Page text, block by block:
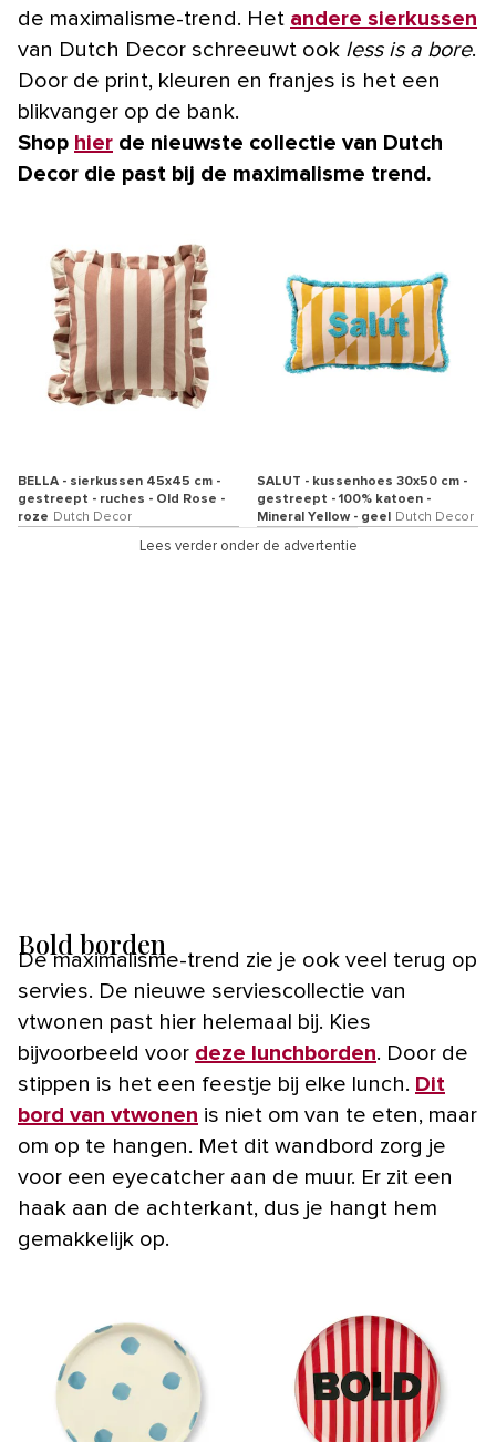
de maximalisme-trend. Het andere sierkussen
van Dutch Decor schreeuwt ook less is a bore.
Door de print, kleuren en franjes is het een
blikvanger op de bank.
Shop hier de nieuwste collectie van Dutch
Decor die past bij de maximalisme trend.
BELLA - sierkussen 45x45 cm -
gestreept - ruches - Old Rose -
roze Dutch Decor
SALUT - kussenhoes 30x50 cm -
gestreept - 100% katoen -
Mineral Yellow - geel
Dutch Decor
Lees verder onder de advertentie
Bold borden
De maximalisme-trend zie je ook veel terug op
servies. De nieuwe serviescollectie van
vtwonen past hier helemaal bij. Kies
bijvoorbeeld voor deze lunchborden. Door de
stippen is het een feestje bij elke lunch. Dit
bord van vtwonen is niet om van te eten, maar
om op te hangen. Met dit wandbord zorg je
voor een eyecatcher aan de muur. Er zit een
haak aan de achterkant, dus je hangt hem
gemakkelijk op.